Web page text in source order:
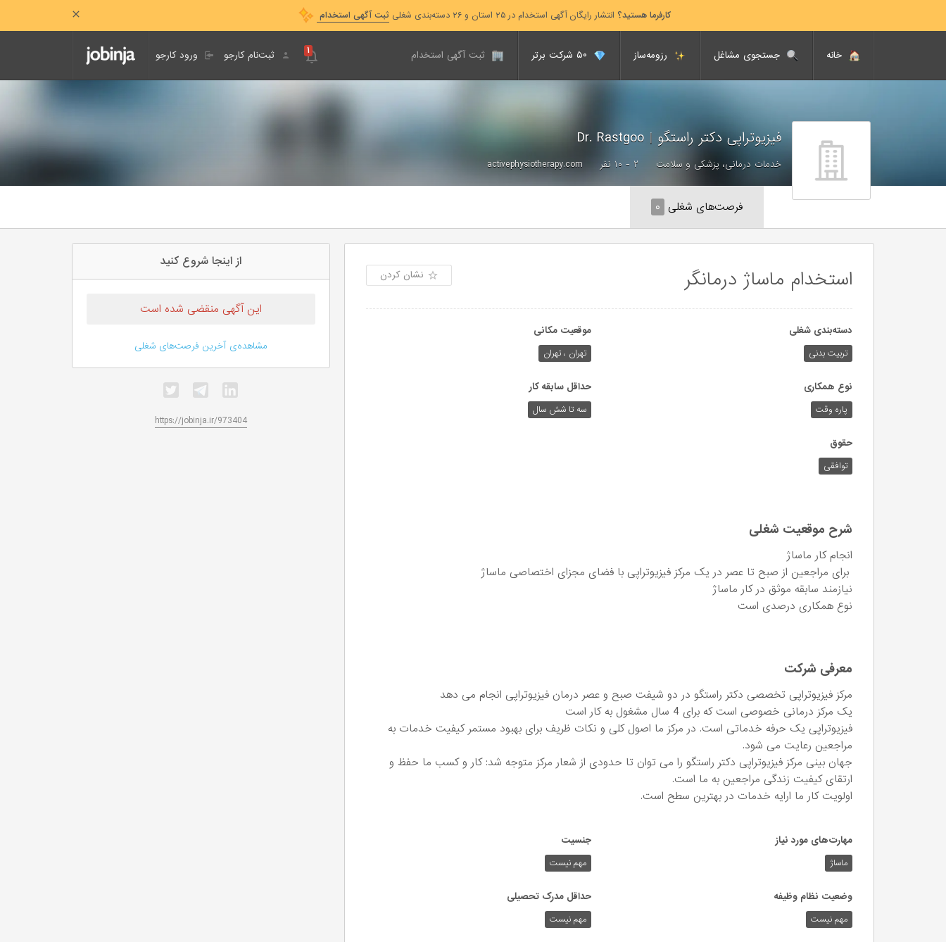
کارفرما هستید؟ انتشار رایگان آگهی استخدام در ۲۵ استان و ۲۶ دسته‌بندی شغلی ثبت آگهی استخدام
خانه جستجوی مشاغل رزومه‌ساز ثبت آگهی استخدام ورود کارجو ثبت‌نام کارجو ۱
فیزیوتراپی دکتر راستگو |
خدمات درمانی، پزشکی و سلامت ۲ - ۱۰ نفر activephysiotherapy.com
فرصت‌های شغلی ۰
استخدام ماساژ درمانگر نشان کردن
دسته‌بندی شغلی
تربیت بدنی
موقعیت مکانی
تهران ، تهران
نوع همکاری
پاره وقت
حداقل سابقه کار
سه تا شش سال
حقوق
توافقی
شرح موقعیت شغلی
انجام کار ماساژ
برای مراجعین از صبح تا عصر در یک مرکز فیزیوتراپی با فضای مجزای اختصاصی ماساژ
نیازمند سابقه موثق در کار ماساژ
نوع همکاری درصدی است
معرفی شرکت
مرکز فیزیوتراپی تخصصی دکتر راستگو در دو شیفت صبح و عصر درمان فیزیوتراپی انجام می دهد
یک مرکز درمانی خصوصی است که برای 4 سال مشغول به کار است
فیزیوتراپی یک حرفه خدماتی است. در مرکز ما اصول کلی و نکات ظریف برای بهبود مستمر کیفیت خدمات به
مراجعین رعایت می شود.
جهان بینی مرکز فیزیوتراپی دکتر راستگو را می توان تا حدودی از شعار مرکز متوجه شد: کار و کسب ما حفظ و
ارتقای کیفیت زندگی مراجعین به ما است.
اولویت کار ما ارايه خدمات در بهترین سطح است.
مهارت‌های مورد نیاز
ماساژ
جنسیت
مهم نیست
وضعیت نظام وظیفه
مهم‌ نیست
حداقل مدرک تحصیلی
مهم نیست
از اینجا شروع کنید
این آگهی منقضی شده است
مشاهده‌ی آخرین فرصت‌های شغلی
https://jobinja.ir/973404